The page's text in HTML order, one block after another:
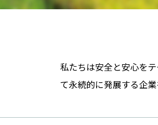
私たちは安全と安心を
て永続的に発展する企業